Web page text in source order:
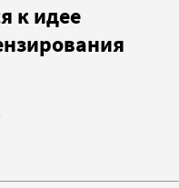
к идее